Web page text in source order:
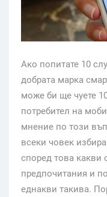
Ако попитате 10
добрата марка
може би ще чуете
потребител на
мнение по този
всеки човек
според това какви
предпочитания и
еднакви такива.